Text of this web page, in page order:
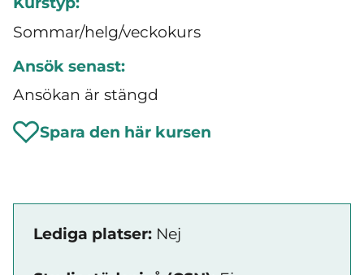
Sommar/helg/veckokurs
Ansök senast:
Ansökan är stängd
Spara den här kursen
Lediga platser: Nej